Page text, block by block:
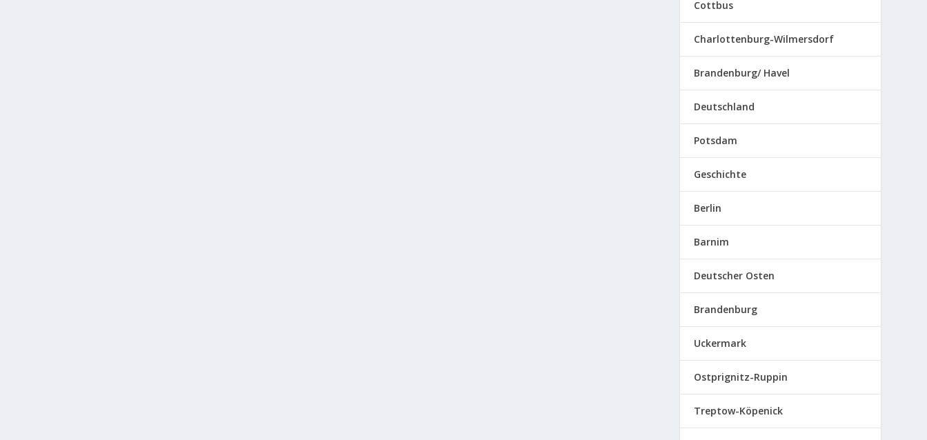
Cottbus
Charlottenburg-Wilmersdorf
Brandenburg/ Havel
Deutschland
Potsdam
Geschichte
Berlin
Barnim
Deutscher Osten
Brandenburg
Uckermark
Ostprignitz-Ruppin
Treptow-Köpenick